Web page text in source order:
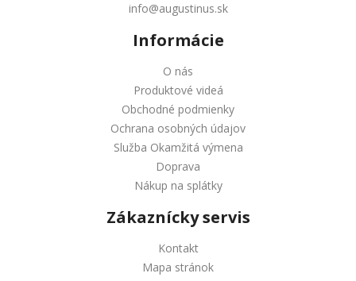
info@augustinus.sk
Informácie
O nás
Produktové videá
Obchodné podmienky
Ochrana osobných údajov
Služba Okamžitá výmena
Doprava
Nákup na splátky
Zákaznícky servis
Kontakt
Mapa stránok